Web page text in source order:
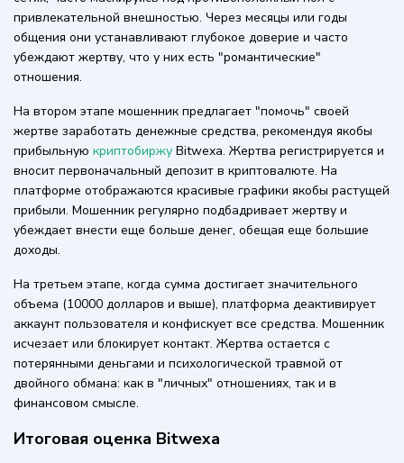
привлекательной внешностью. Через месяцы или годы
общения они устанавливают глубокое доверие и часто
убеждают жертву, что у них есть "романтические"
отношения.
На втором этапе мошенник предлагает "помочь" своей
жертве заработать денежные средства, рекомендуя якобы
прибыльную криптобиржу Bitwexa. Жертва регистрируется и
вносит первоначальный депозит в криптовалюте. На
платформе отображаются красивые графики якобы растущей
прибыли. Мошенник регулярно подбадривает жертву и
убеждает внести еще больше денег, обещая еще большие
доходы.
На третьем этапе, когда сумма достигает значительного
объема (10000 долларов и выше), платформа деактивирует
аккаунт пользователя и конфискует все средства. Мошенник
исчезает или блокирует контакт. Жертва остается с
потерянными деньгами и психологической травмой от
двойного обмана: как в "личных" отношениях, так и в
финансовом смысле.
Итоговая оценка Bitwexa